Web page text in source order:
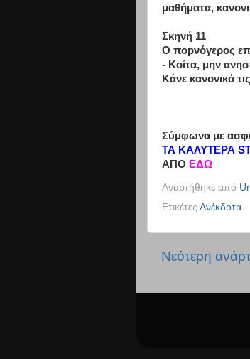
μαθήματα,
Σκηνή 11
Ο ποpνόγερος
- Κοίτα, μην
Κάνε κανονικά
Σύμφωνα με
ΤΑ ΚΑΛΥΤΕΡΑ
ΑΠΟ ΕΔΩ
Αναρτήθηκε από
Ετικέτες Ανέκδοτα
Νεότερη